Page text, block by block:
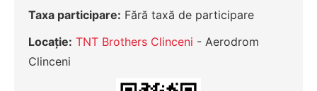
Taxa participare: Fără taxă de participare
Locație: TNT Brothers Clinceni - Aerodrom
Clinceni